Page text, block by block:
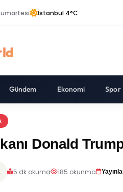
İstanbul 4°C
Gündem Ekonomi Spor
Donald
5 dk okuma 185 okunma